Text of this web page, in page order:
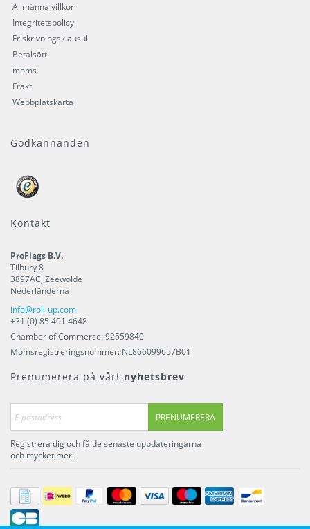
Allmänna villkor
Integritetspolicy
Friskrivningsklausul
Betalsätt
moms
Frakt
Webbplatskarta
Godkännanden
Kontakt
ProFlags B.V.
Tilbury 8
3897AC, Zeewolde
Nederländerna
info@roll-up.com
+31 (0) 85 401 4648
Chamber of Commerce: 92559840
Momsregistreringsnummer: NL866099657B01
Prenumerera på vårt nyhetsbrev
PRENUMERERA
Registrera dig och få de senaste uppdateringarna
och mycket mer!